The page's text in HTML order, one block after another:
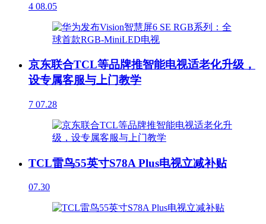
4 08.05
京东联合TCL等品牌推智能电视适老化升级，
设专属客服与上门教学
7 07.28
TCL雷鸟55英寸S78A Plus电视立减补贴
07.30